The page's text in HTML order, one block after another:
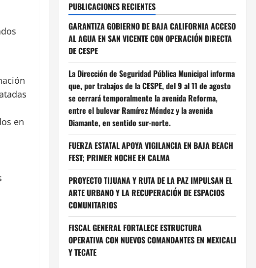
en
PUBLICACIONES RECIENTES
GARANTIZA GOBIERNO DE BAJA CALIFORNIA ACCESO
AL AGUA EN SAN VICENTE CON OPERACIÓN DIRECTA
DE CESPE
La Dirección de Seguridad Pública Municipal informa
que, por trabajos de la CESPE, del 9 al 11 de agosto
se cerrará temporalmente la avenida Reforma,
entre el bulevar Ramírez Méndez y la avenida
Diamante, en sentido sur-norte.
FUERZA ESTATAL APOYA VIGILANCIA EN BAJA BEACH
FEST; PRIMER NOCHE EN CALMA
PROYECTO TIJUANA Y RUTA DE LA PAZ IMPULSAN EL
ARTE URBANO Y LA RECUPERACIÓN DE ESPACIOS
COMUNITARIOS
FISCAL GENERAL FORTALECE ESTRUCTURA
OPERATIVA CON NUEVOS COMANDANTES EN MEXICALI
Y TECATE